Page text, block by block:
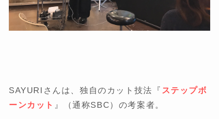
SAYURIさんは、独自のカット技法『 ステップボ
ーンカット 』（通称SBC）の考案者。